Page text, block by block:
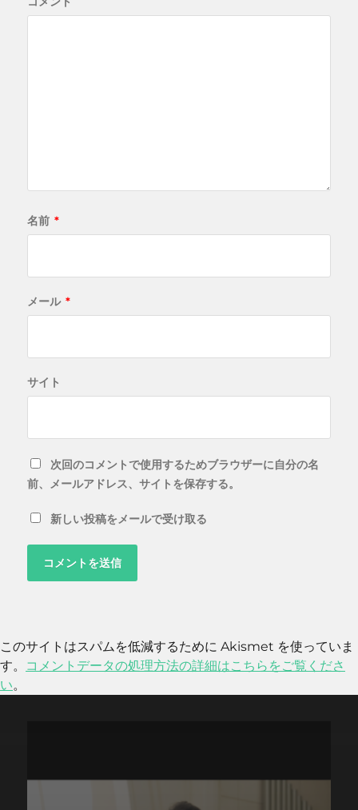
名前 *
メール *
サイト
次回のコメントで使用するためブラウザーに自分の名
前、メールアドレス、サイトを保存する。
新しい投稿をメールで受け取る
このサイトはスパムを低減するために Akismet を使っていま
す。
コメントデータの処理方法の詳細はこちらをご覧くださ
い。